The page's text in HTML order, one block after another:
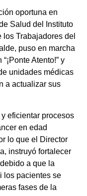
oportuna en
Salud del Instituto
Trabajadores del
puso en marcha
Atento!” y
unidades médicas
a actualizar sus
eficientar procesos
en edad
lo que el Director
instruyó fortalecer
a que la
los pacientes se
fases de la